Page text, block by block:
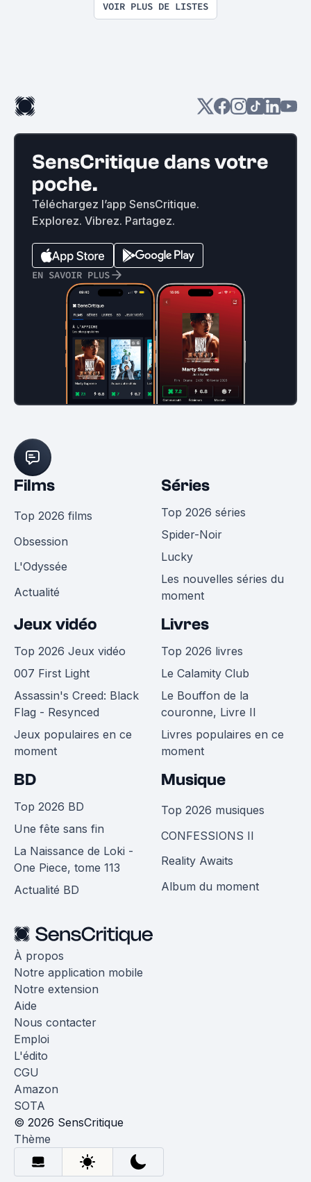
VOIR PLUS DE LISTES
SensCritique dans votre
poche.
Téléchargez l’app SensCritique.
Explorez. Vibrez. Partagez.
EN SAVOIR PLUS
Films
Top 2026 films
Obsession
L'Odyssée
Actualité
Séries
Top 2026 séries
Spider-Noir
Lucky
Les nouvelles séries du
moment
Jeux vidéo
Top 2026 Jeux vidéo
007 First Light
Assassin's Creed: Black
Flag - Resynced
Jeux populaires en ce
moment
Livres
Top 2026 livres
Le Calamity Club
Le Bouffon de la
couronne, Livre II
Livres populaires en ce
moment
BD
Top 2026 BD
Une fête sans fin
La Naissance de Loki -
One Piece, tome 113
Actualité BD
Musique
Top 2026 musiques
CONFESSIONS II
Reality Awaits
Album du moment
À propos
Notre application mobile
Notre extension
Aide
Nous contacter
Emploi
L'édito
CGU
Amazon
SOTA
© 2026 SensCritique
Thème